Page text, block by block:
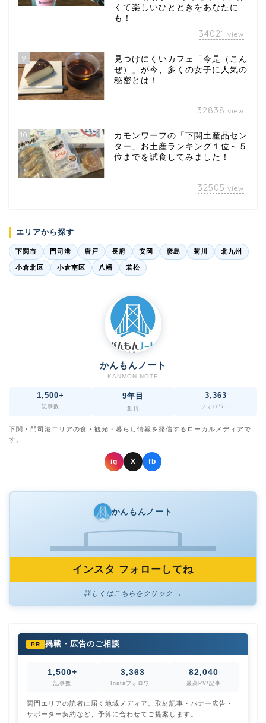
くて楽しいひとときをあなたに
も！
34021 view
9
見つけにくいカフェ「今是（こん
ぜ）」が今、多くの女子に人気の
秘密とは！
32838 view
10
カモンワーフの「下関土産品セン
ター」お土産ランキング１位～５
位までを試食してみました！
32505 view
エリアから探す
下関市 門司港 唐戸 長府 安岡 彦島 菊川 北九州
小倉北区 小倉南区 八幡 若松
かんもんノート
KANMON NOTE
1,500+
記事数
9年目
創刊
3,363
フォロワー
下関・門司港エリアの食・観光・暮らし情報を発信するローカルメディアで
す。
ig X fb
かんもんノート
インスタ フォローしてね
詳しくはこちらをクリック →
PR 掲載・広告のご相談
1,500+
記事数
3,363
Instaフォロワー
82,040
最高PV/記事
関門エリアの読者に届く地域メディア。取材記事・バナー広告・
サポーター契約など、予算に合わせてご提案します。